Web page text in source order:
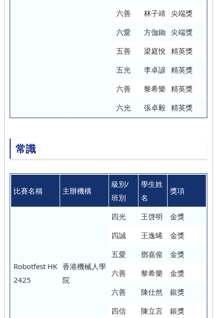
六善
林子靖 尖端獎
六愛
方伽銣
尖端獎
五善
梁庭悅 精英獎
五光
李卓諺 精英獎
六善
黎希樂 精英獎
六光
張卓毅 精英獎
常識
比賽名稱 主辦機構
級別/
班別
學生姓
名
獎項
Robotfest HK
2425
香港機械人學
院
四光 王啓明
金獎
四誠
王逸晞
金獎
五愛
鄧嘉俊
金獎
六善
黎希樂
金獎
六善
陳仕然
銀獎
四信
陳立言
銀獎